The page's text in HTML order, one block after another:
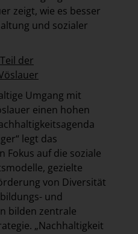
zeigt, wie es besser
und sozialer
der
Umgang mit
einen hohen
legt das
Fokus auf die soziale
gezielte
von Diversität
und
bilden zentrale
„Nachhaltigkeit